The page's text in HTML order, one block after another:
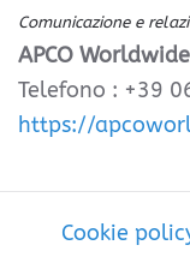
Comunicazione e
APCO Worldwide
Telefono : +39
https://
Cookie